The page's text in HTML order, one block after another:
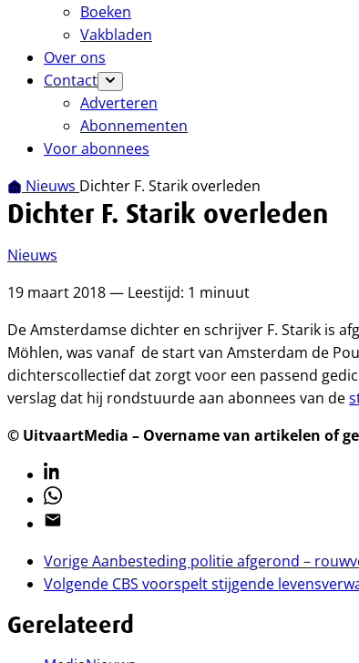
Boeken
Vakbladen
Over ons
Contact
Adverteren
Abonnementen
Voor abonnees
Nieuws Dichter F. Starik overleden
Dichter F. Starik overleden
Nieuws
19 maart 2018 — Leestijd: 1 minuut
De Amsterdamse dichter en schrijver F. Starik is
Möhlen, was vanaf de start van Amsterdam de
dichterscollectief dat zorgt voor een passend
verslag dat hij rondstuurde aan abonnees van de
© UitvaartMedia – Overname van artikelen of
Linkedin
Whatsapp
Email
VorigeAanbesteding politie afgerond –
Volgende CBS voorspelt stijgende
Gerelateerd